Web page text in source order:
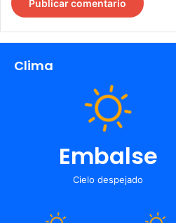
Clima
Embalse
Cielo despejado